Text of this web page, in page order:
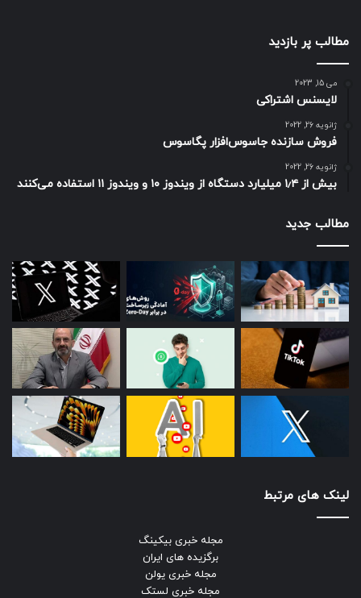
مطالب پر بازدید
می 15, 2023
لایسنس اشتراکی
ژانویه 26, 2022
فروش سازنده جاسوس‌افزار پگاسوس
ژانویه 26, 2022
بیش از ۱٫۴ میلیارد دستگاه از ویندوز ۱۰ و ویندوز ۱۱ استفاده می‌کنند
مطالب جدید
لینک های مرتبط
مجله خبری بیکینگ
برگزیده های ایران
مجله خبری یولن
مجله خبری لستک